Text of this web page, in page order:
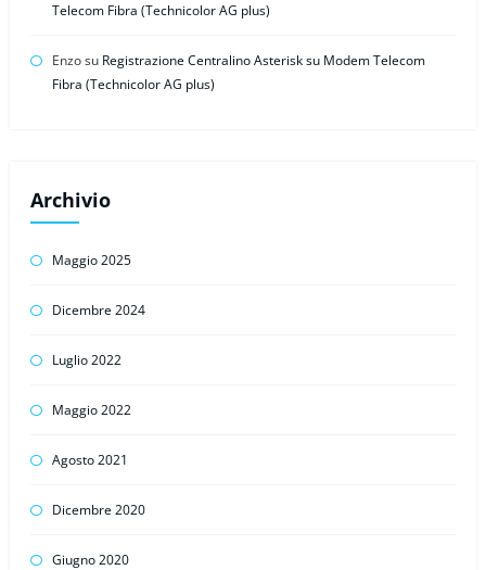
Telecom Fibra (Technicolor AG plus)
Enzosu Registrazione Centralino Asterisk su Modem Telecom
Fibra (Technicolor AG plus)
Archivio
Maggio 2025
Dicembre 2024
Luglio 2022
Maggio 2022
Agosto 2021
Dicembre 2020
Giugno 2020